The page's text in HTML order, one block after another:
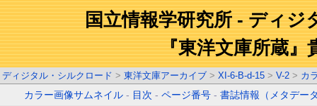
国立情報学研究所 - ディジ
『東洋文庫所蔵』
ディジタル・シルクロード > 東洋文庫アーカイブ > XI-6-B-d-15 > V-2 > カ
カラー画像サムネイル - 目次 -ページ番号 -書誌情報（メタデー